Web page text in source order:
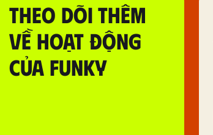
THEO DÕI THÊM
VỀ HOẠT ĐỘNG
CỦA FUNKY